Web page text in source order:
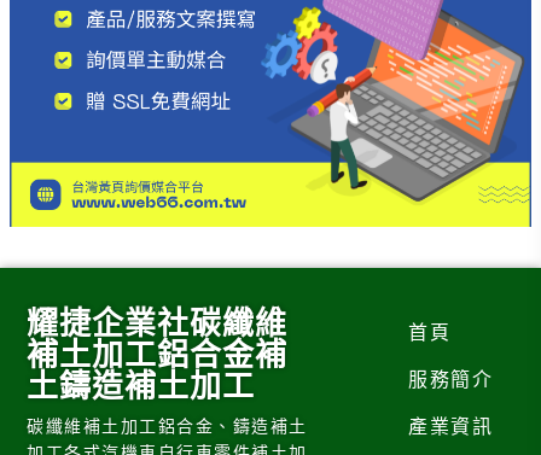
耀捷企業社碳纖維
補土加工鋁合金補
土鑄造補土加工
碳纖維補土加工鋁合金、鑄造補土
首頁
服務簡介
產業資訊